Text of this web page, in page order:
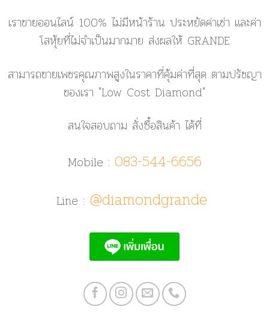
เราขายออนไลน์ 100% ไม่มีหน้าร้าน ประหยัดค่าเช่า และค่า
โสหุ้ยที่ไม่จำเป็นมากมาย ส่งผลให้ GRANDE
สามารถขายเพชรคุณภาพสูงในราคาที่คุ้มค่าที่สุด ตามปรัชญา
ของเรา "Low Cost Diamond"
สนใจสอบถาม สั่งซื้อสินค้า ได้ที่
Mobile : 083-544-6656
Line : @diamondgrande